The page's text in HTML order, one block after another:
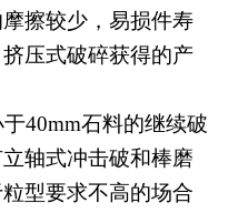
擦较少，易损件寿
压式破碎获得的产
40mm石料的继续破
轴式冲击破和棒磨
型要求不高的场合